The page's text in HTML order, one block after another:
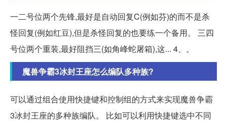
一二号位两个先锋,最好是自动回复C(例如芬)的而不是杀
怪回复(例如红豆),但是杀怪回复的也要练一个备用。 三四
号位两个重装,最好阻挡三(如角峰蛇屠箱),这... 4、。
魔兽争霸3冰封王座怎么编队多种族?
可以通过组合使用快捷键和控制组的方式来实现魔兽争霸
3冰封王座的多种族编队。 比如可以利用快捷键选中不同